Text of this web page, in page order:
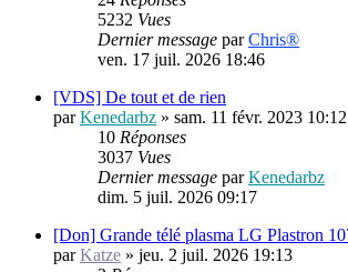
5232 Vues
Dernier message parChris®
ven. 17 juil. 2026 18:46
[VDS] De tout et de rien
parKenedarbz » sam. 11 févr. 2023 10:12
10 Réponses
3037 Vues
Dernier message parKenedarbz
dim. 5 juil. 2026 09:17
[Don] Grande télé plasma LG Plastron
parKatze » jeu. 2 juil. 2026 19:13